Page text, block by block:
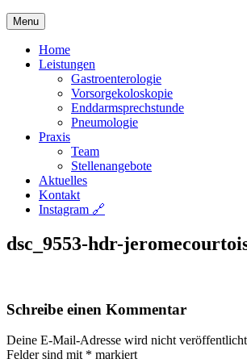
Menu
Home
Leistungen
Gastroenterologie
Vorsorgekoloskopie
Enddarmsprechstunde
Pneumologie
Praxis
Team
Stellenangebote
Aktuelles
Kontakt
Instagram 🔗
dsc_9553-hdr-
Schreibe einen Kommentar
Deine E-Mail-Adresse wird nicht
Felder sind mit * markiert